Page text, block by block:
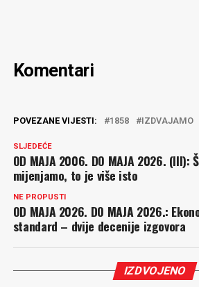
Komentari
POVEZANE VIJESTI: 1858 IZDVAJAMO
SLJEDEĆE
OD MAJA 2006. DO MAJA 2026. (III):
mijenjamo, to je više isto
NE PROPUSTI
OD MAJA 2026. DO MAJA 2026.:
standard – dvije decenije izgovora
IZDVOJENO